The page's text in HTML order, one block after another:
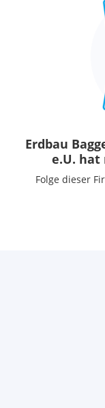
Erdbau
e.U. hat
Folge dieser